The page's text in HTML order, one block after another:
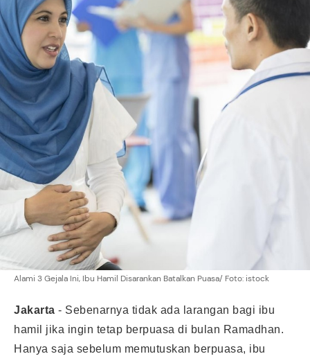
Alami 3 Gejala Ini, Ibu Hamil Disarankan Batalkan Puasa/ Foto: istock
Jakarta - Sebenarnya tidak ada larangan bagi ibu
hamil jika ingin tetap berpuasa di bulan Ramadhan.
Hanya saja sebelum memutuskan berpuasa, ibu